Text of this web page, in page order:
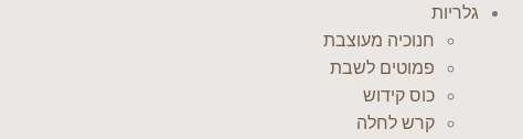
גלריות
חנוכיה מעוצבת
פמוטים לשבת
כוס קידוש
קרש לחלה